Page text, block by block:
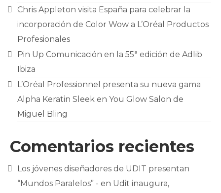
Chris Appleton visita España para celebrar la
incorporación de Color Wow a L’Oréal Productos
Profesionales
Pin Up Comunicación en la 55ª edición de Adlib
Ibiza
L’Oréal Professionnel presenta su nueva gama
Alpha Keratin Sleek en You Glow Salon de
Miguel Bling
Comentarios recientes
Los jóvenes diseñadores de UDIT presentan
“Mundos Paralelos” - en Udit inaugura,